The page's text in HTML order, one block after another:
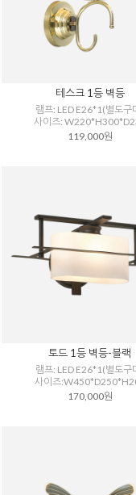
테스크 1등 벽등
램프: LED E26*1(별도구
사이즈:
119,000원
토드 1등 벽등-블랙
램프: LED E26*1(별도구
사이즈
170,000원